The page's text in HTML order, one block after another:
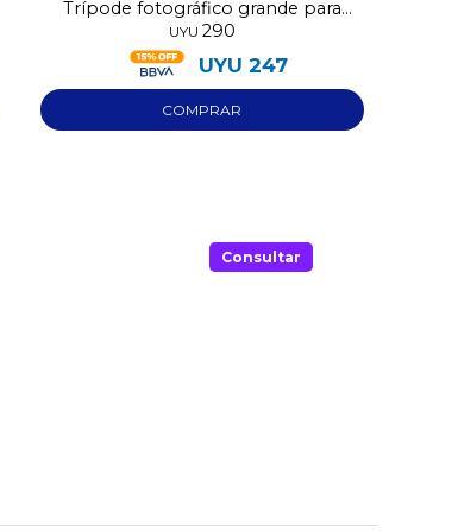
Trípode fotográfico grande para
celular
UYU 290
UYU 247
Consultar